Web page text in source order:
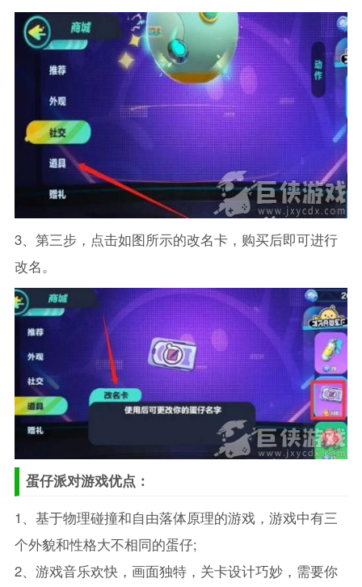
3、第三步，点击如图所示的改名卡，购买后即可进行
改名。
蛋仔派对游戏优点：
1、基于物理碰撞和自由落体原理的游戏，游戏中有三
个外貌和性格大不相同的蛋仔;
2、游戏音乐欢快，画面独特，关卡设计巧妙，需要你